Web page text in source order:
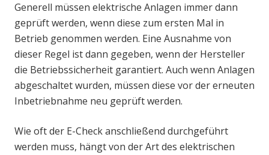
Generell müssen elektrische Anlagen immer dann
geprüft werden, wenn diese zum ersten Mal in
Betrieb genommen werden. Eine Ausnahme von
dieser Regel ist dann gegeben, wenn der Hersteller
die Betriebssicherheit garantiert. Auch wenn Anlagen
abgeschaltet wurden, müssen diese vor der erneuten
Inbetriebnahme neu geprüft werden.
Wie oft der E-Check anschließend durchgeführt
werden muss, hängt von der Art des elektrischen